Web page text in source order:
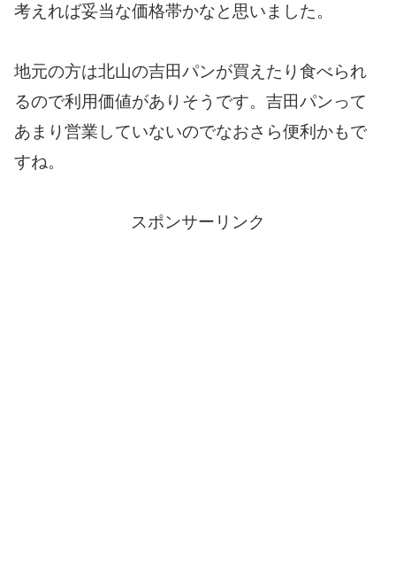
考えれば妥当な価格帯かなと思いました。
地元の方は北山の吉田パンが買えたり食べられ
るので利用価値がありそうです。吉田パンって
あまり営業していないのでなおさら便利かもで
すね。
スポンサーリンク